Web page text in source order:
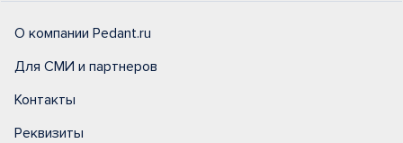
О компании Pedant.ru
Для СМИ и партнеров
Контакты
Реквизиты